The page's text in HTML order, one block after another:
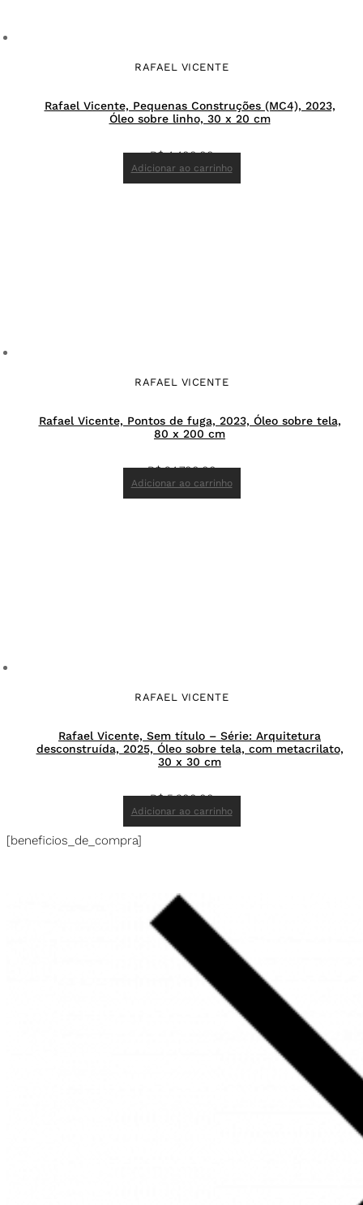
RAFAEL VICENTE
Rafael Vicente, Pequenas Construções (MC4), 2023,
Óleo sobre linho, 30 x 20 cm
R$4.400,00
Adicionar ao carrinho
RAFAEL VICENTE
Rafael Vicente, Pontos de fuga, 2023, Óleo sobre tela,
80 x 200 cm
R$24.700,00
Adicionar ao carrinho
RAFAEL VICENTE
Rafael Vicente, Sem título – Série: Arquitetura
desconstruída, 2025, Óleo sobre tela, com metacrilato,
30 x 30 cm
R$5.300,00
Adicionar ao carrinho
[beneficios_de_compra]